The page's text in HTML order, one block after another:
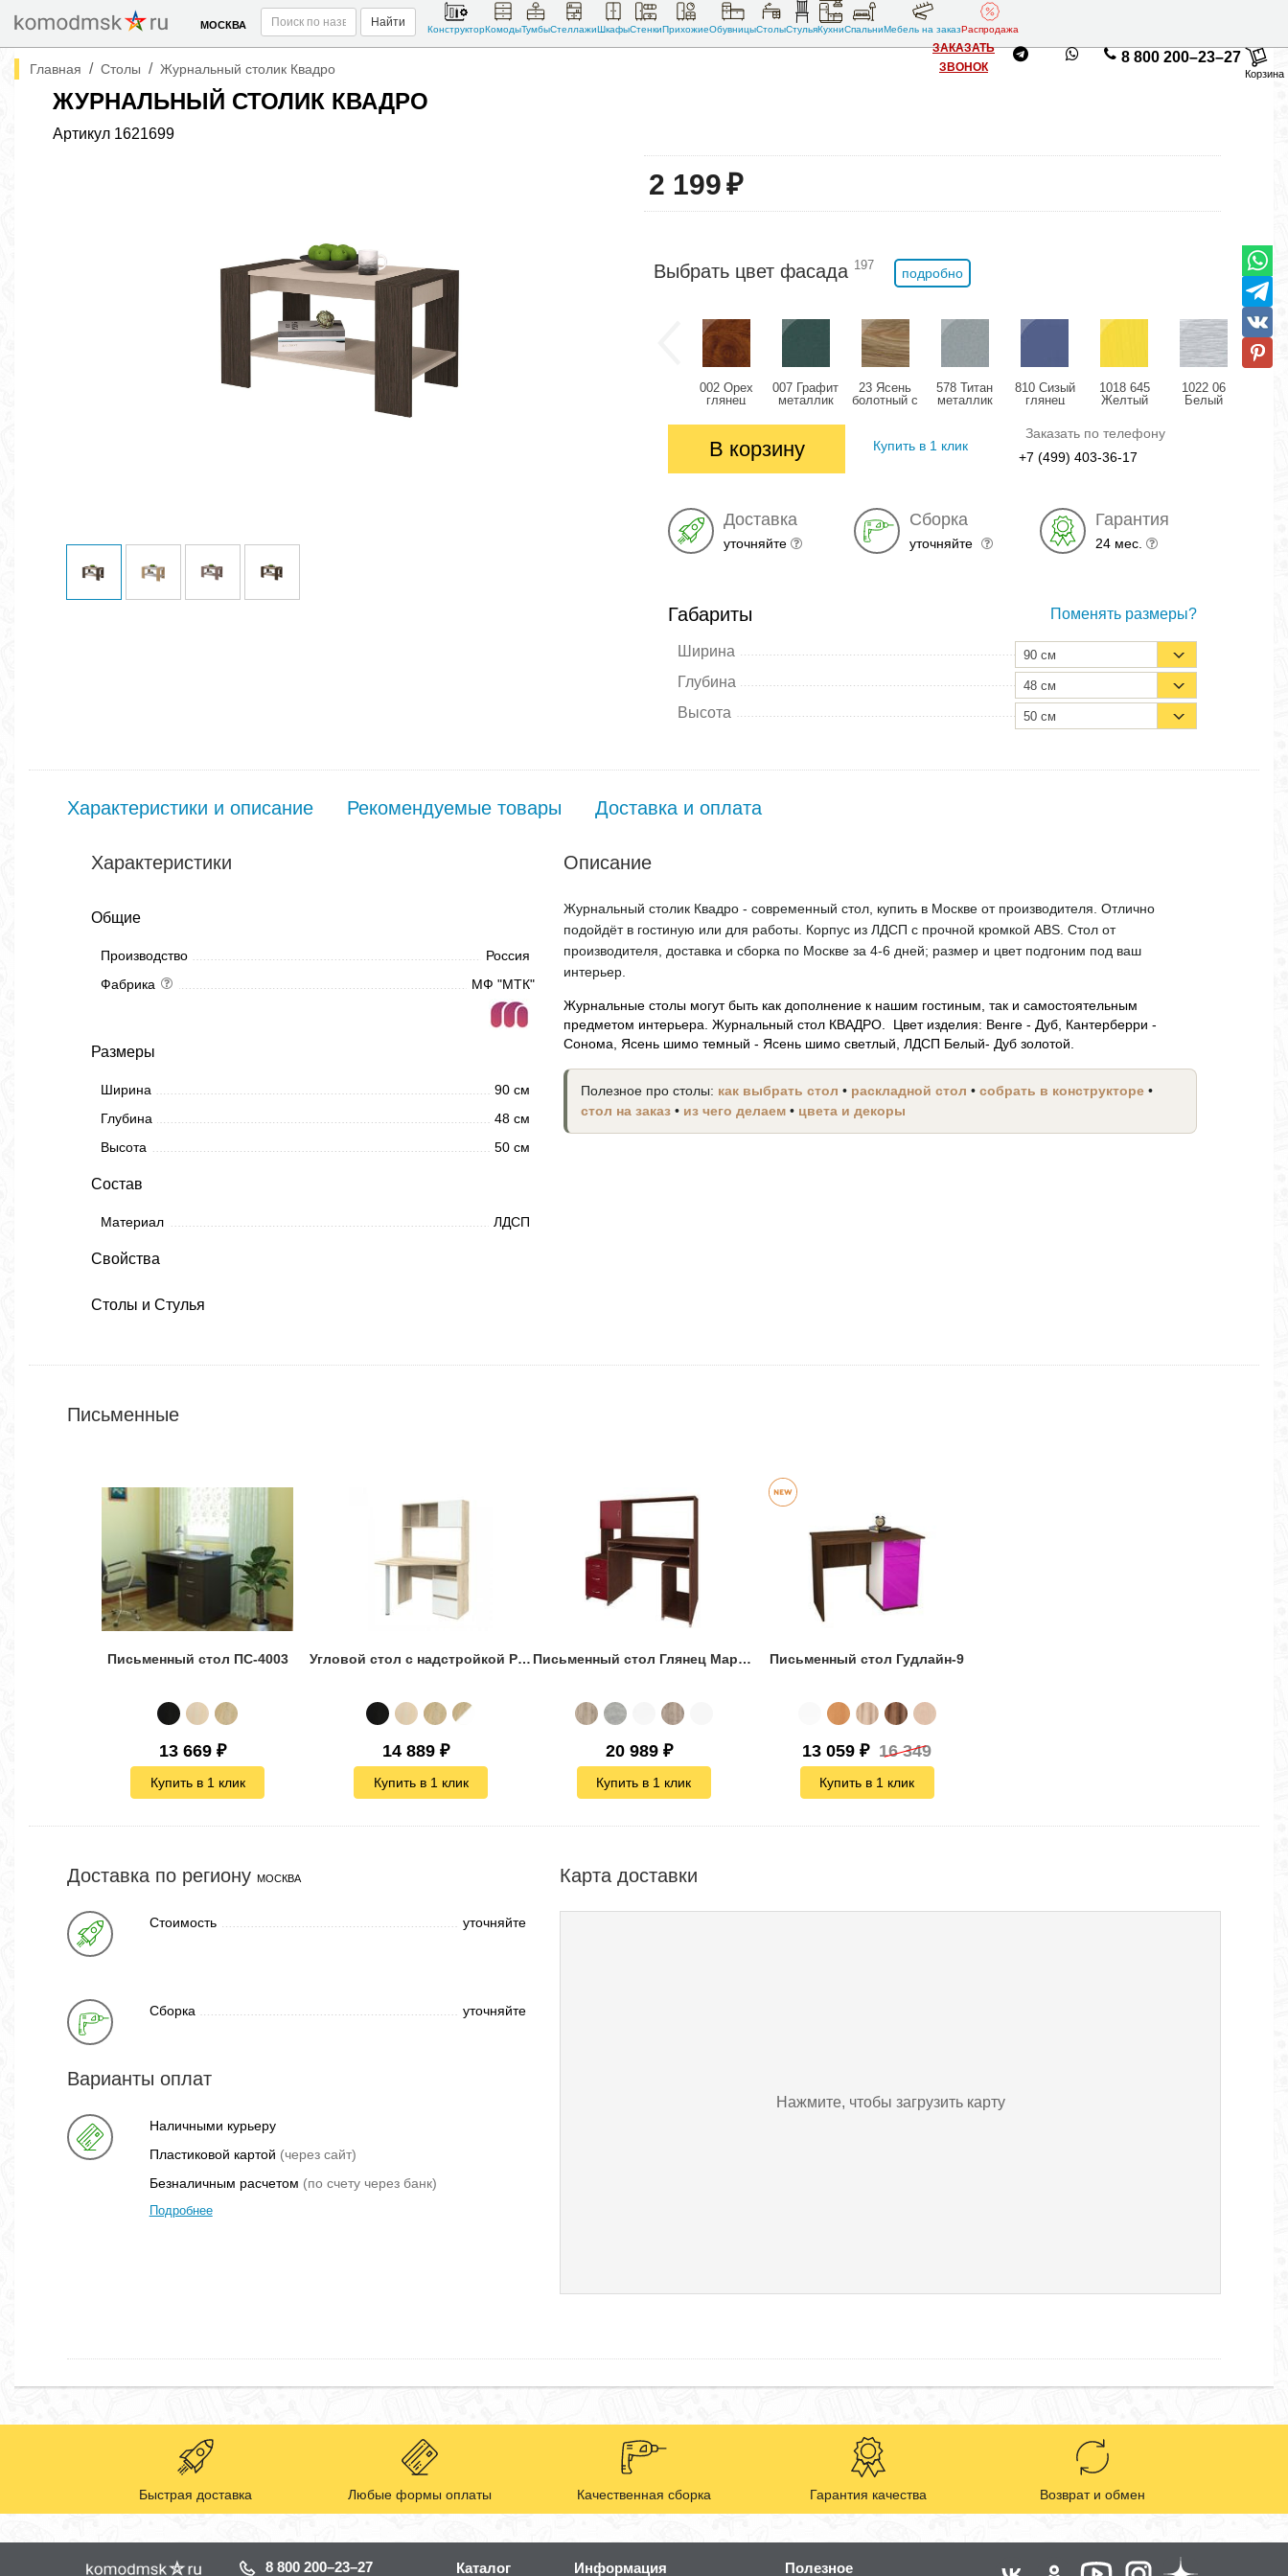
МОСКВА Найти
КонструкторКомодыТумбыСтеллажиШкафыСтенкиПрихожиеОбувницыСтолыСтульяКухниСпальниМебель на заказРаспродажа
ЗАКАЗАТЬ
ЗВОНОК
8 800 200–23–27
Корзина
Главная / Столы / Журнальный столик Квадро
ЖУРНАЛЬНЫЙ СТОЛИК КВАДРО
Артикул 1621699
2 199₽
Выбрать цвет фасада 197
подробно
002 Орех
глянец
007 Графит
металлик
23 Ясень
болотный с
578 Титан
металлик
810 Сизый
глянец
1018 645
Желтый
глянец
1022 06
Белый
В корзину Купить в 1 клик
Заказать по телефону
+7 (499) 403-36-17
Доставка
уточняйте
Сборка
уточняйте
Гарантия
24 мес.
Габариты Поменять размеры?
Ширина 90 см
Глубина 48 см
Высота 50 см
Характеристики и описание Рекомендуемые товары Доставка и оплата
Характеристики
Общие
Производство
Россия
Фабрика
МФ "МТК"
Размеры
Ширина
90 см
Глубина
48 см
Высота
50 см
Состав
Материал ЛДСП
Свойства
Столы и Стулья
Описание
Журнальный столик Квадро - современный стол, купить в Москве от производителя. Отлично
подойдёт в гостиную или для работы. Корпус из ЛДСП с прочной кромкой ABS. Стол от
производителя, доставка и сборка по Москве за 4-6 дней; размер и цвет подгоним под ваш
интерьер.
Журнальные столы могут быть как дополнение к нашим гостиным, так и самостоятельным
предметом интерьера. Журнальный стол КВАДРО. Цвет изделия: Венге - Дуб, Кантерберри -
Сонома, Ясень шимо темный - Ясень шимо светлый, ЛДСП Белый- Дуб золотой.
Полезное про столы: как выбрать стол • раскладной стол •собрать в конструкторе •
стол на заказ • из чего делаем • цвета и декоры
Письменные
Письменный стол ПС-4003
13 669 ₽
Купить в 1 клик
Угловой стол с надстройкой Рино 207 + 208
14 889 ₽
Купить в 1 клик
Письменный стол Глянец Мартин-9
20 989 ₽
Купить в 1 клик
Письменный стол Гудлайн-9
13 059 ₽ 16 349
Купить в 1 клик
Доставка по региону МОСКВА
Стоимость уточняйте
Сборка уточняйте
Варианты оплат
Наличными курьеру
Пластиковой картой (через сайт)
Безналичным расчетом (по счету через банк)
Подробнее
Карта доставки
Нажмите, чтобы загрузить карту
Быстрая доставка Любые формы оплаты Качественная сборка Гарантия качества Возврат и обмен
8 800 200–23–27 Каталог Информация Полезное